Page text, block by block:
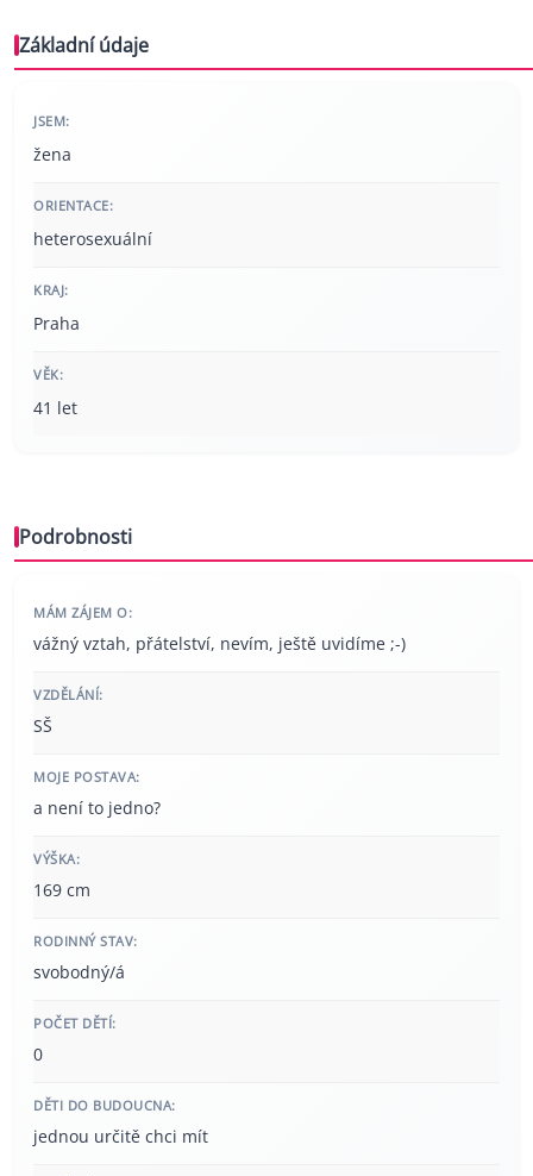
Základní údaje
JSEM:
žena
ORIENTACE:
heterosexuální
KRAJ:
Praha
VĚK:
41 let
Podrobnosti
MÁM ZÁJEM O:
vážný vztah, přátelství, nevím, ještě uvidíme ;-)
VZDĚLÁNÍ:
SŠ
MOJE POSTAVA:
a není to jedno?
VÝŠKA:
169 cm
RODINNÝ STAV:
svobodný/á
POČET DĚTÍ:
0
DĚTI DO BUDOUCNA:
jednou určitě chci mít